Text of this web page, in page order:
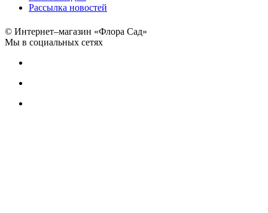
Рассылка новостей
© Интернет–магазин «Флора Сад»
Мы в социальных сетях